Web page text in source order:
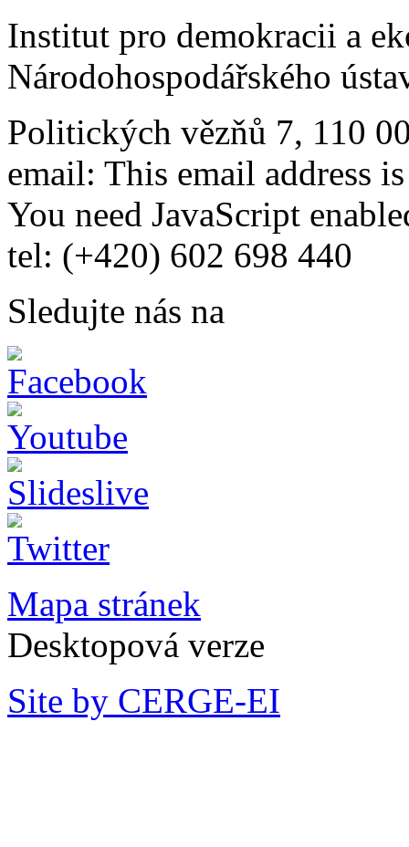
Institut pro demokracii a
Národohospodářského
Politických vězňů 7, 110
email: This email address
You need JavaScript
tel: (+420) 602 698 440
Sledujte nás na
Mapa stránek
Desktopová verze
Site by CERGE-EI